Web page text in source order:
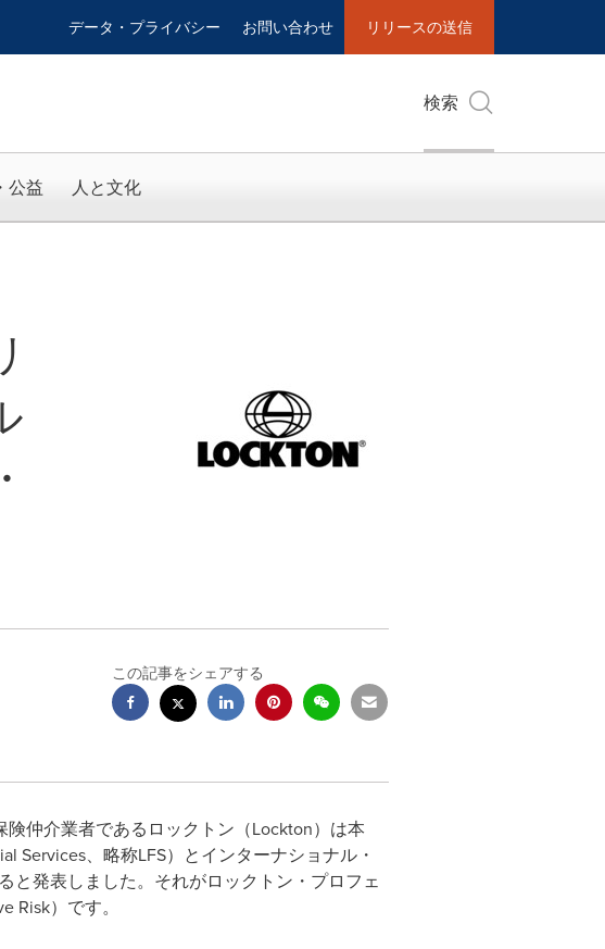
データ・プライバシー お問い合わせ リリースの送信
検索
公益 人と文化
この記事をシェアする
仲介業者であるロックトン（Lockton）は本
Services、略称LFS）とインターナショナル・
と発表しました。それがロックトン・プロフェ
Risk）です。